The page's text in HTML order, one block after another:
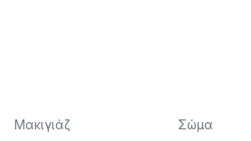
Μακιγιάζ
Σώμα